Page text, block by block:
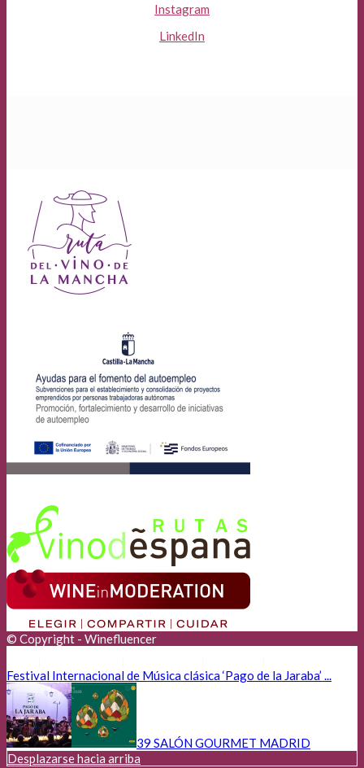
Instagram
LinkedIn
© Copyright - Winefluencer
Festival Internacional de Música clásica ‘Pago de la Jaraba’ ...
39 SALÓN GOURMET MADRID
Desplazarse hacia arriba